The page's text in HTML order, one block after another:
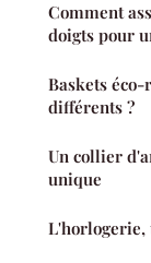
Comment
doigts pour
Baskets
différents ?
Un collier
unique
L'horlogerie,